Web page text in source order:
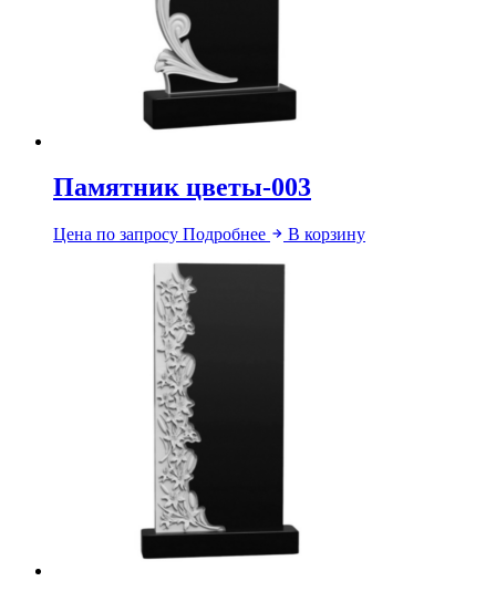
Памятник цветы-003
Цена по запросу Подробнее В корзину